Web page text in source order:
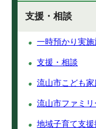
支援・相談
一時預かり実
支援・相談
流山市こども
流山市ファミ
地域子育て支